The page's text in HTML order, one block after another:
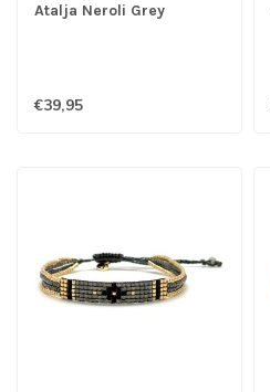
Atalja Neroli Grey
€39,95